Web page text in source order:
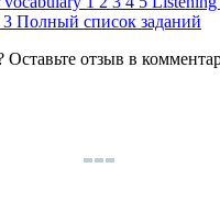
3 Полный список заданий
отзыв в